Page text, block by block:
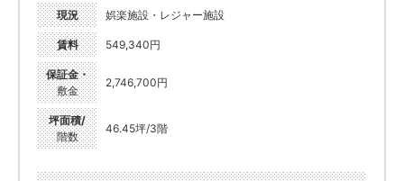
現況 娯楽施設・レジャー施設
賃料 549,340円
保証金・
敷金
2,746,700円
坪面積/
階数
46.45坪/3階